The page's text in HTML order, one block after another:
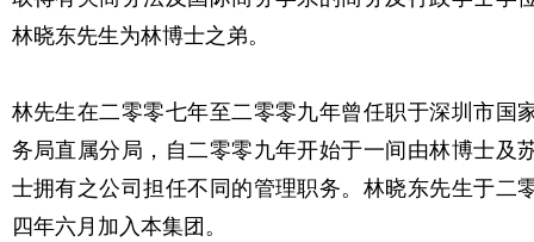
林晓东先生为林博士之弟。
林先生在二零零七年至二零零九年曾任职于深圳市国
务局直属分局，自二零零九年开始于一间由林博士及
士拥有之公司担任不同的管理职务。林晓东先生于二
四年六月加入本集团。